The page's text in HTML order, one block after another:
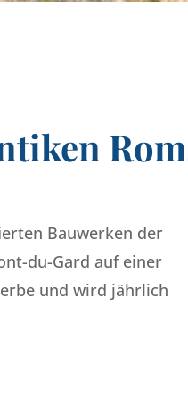
Bauwerken der
du-Gard auf einer
und wird jährlich